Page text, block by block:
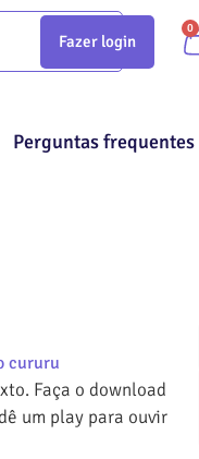
Fazer login
0
Perguntas frequentes
cururu
Faça o download
um play para ouvir